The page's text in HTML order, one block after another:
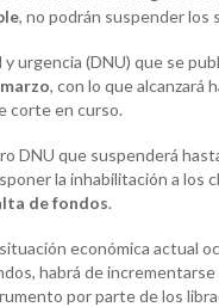
, no podrán suspender los
urgencia (DNU) que se
, con lo que alcanzará
corte en curso.
DNU que suspenderá
la inhabilitación a los
de fondos.
económica actual
habrá de
por parte de los